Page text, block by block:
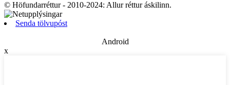
© Höfundarréttur - 2010-2024: Allur réttur áskilinn.
Senda tölvupóst
Android
x